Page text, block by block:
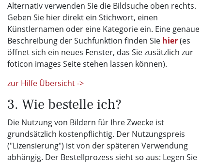
Alternativ verwenden Sie die Bildsuche oben rechts.
Geben Sie hier direkt ein Stichwort, einen
Künstlernamen oder eine Kategorie ein. Eine genaue
Beschreibung der Suchfunktion finden Sie hier(es
öffnet sich ein neues Fenster, das Sie zusätzlich zur
foticon images Seite stehen lassen können).
zur Hilfe Übersicht ->
3. Wie bestelle ich?
Die Nutzung von Bildern für Ihre Zwecke ist
grundsätzlich kostenpflichtig. Der Nutzungspreis
("Lizensierung") ist von der späteren Verwendung
abhängig. Der Bestellprozess sieht so aus: Legen Sie